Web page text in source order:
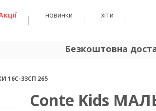
новинки хіти
Безкоштовна
16С-33СП 265
Conte Kids